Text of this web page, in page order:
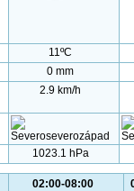
11ºC
0 mm
2.9 km/h
1023.1 hPa
02:00-08:00